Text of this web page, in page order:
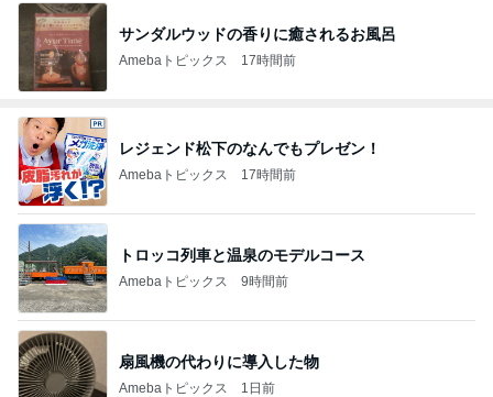
サンダルウッドの香りに癒されるお風呂
Amebaトピックス 17時間前
レジェンド松下のなんでもプレゼン！
Amebaトピックス 17時間前
トロッコ列車と温泉のモデルコース
Amebaトピックス 9時間前
扇風機の代わりに導入した物
Amebaトピックス 1日前